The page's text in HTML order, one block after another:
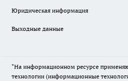
Юридическая информация
Выходные данные
"На информационном ресурсе
технологии (информационные